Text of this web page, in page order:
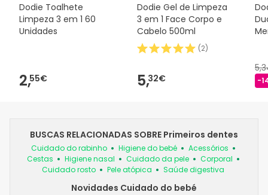
Dodie Toalhete
Limpeza 3 em 1 60
Unidades
2,55€
Dodie Gel de Limpeza
3 em 1 Face Corpo e
Cabelo 500ml
(2)
5,32€ -
BUSCAS RELACIONADAS SOBRE Primeiros dentes
Cuidado do rabinho Higiene do bebé
Acessórios
Cestas
Higiene nasal Cuidado da pele
Corporal
Cuidado rosto
Pele atópica Saúde digestiva
Novidades Cuidado do bebé